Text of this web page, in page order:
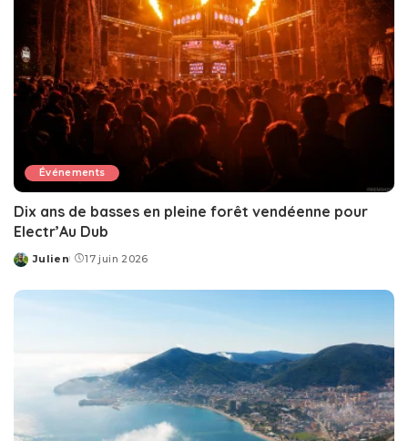
Événements
Dix ans de basses en pleine forêt vendéenne pour
Electr’Au Dub
Posted
Julien 17 juin 2026